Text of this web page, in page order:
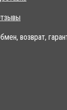
возврат,